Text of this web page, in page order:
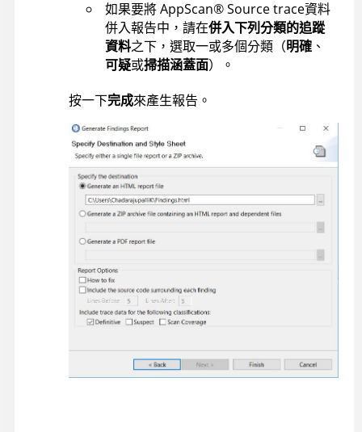
如果要將AppScan®Source trace資料
併入報告中，請在併入下列分類的追蹤
資料之下，選取一或多個分類（明確 、
可疑或掃描涵蓋面）。
按一下完成來產生報告。